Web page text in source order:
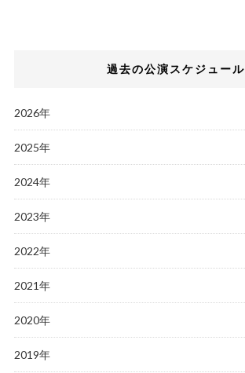
過去の公演スケジュール
2026年
2025年
2024年
2023年
2022年
2021年
2020年
2019年